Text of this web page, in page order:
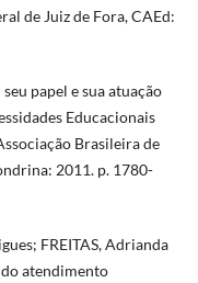
de Juiz de Fora, CAEd:
papel e sua atuação
Educacionais
Brasileira de
2011. p. 1780-
FREITAS, Adrianda
atendimento